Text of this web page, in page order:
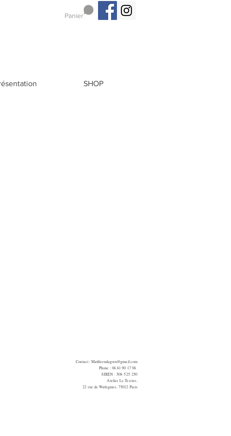
SHOP
Panier
Contact :Matthieudagorn@gmail.com
Phone : 06 81 90 17 98
SIREN : 508 525 250
Atelier Le Terrier,
22 rue de Wattignies, 75012 Paris